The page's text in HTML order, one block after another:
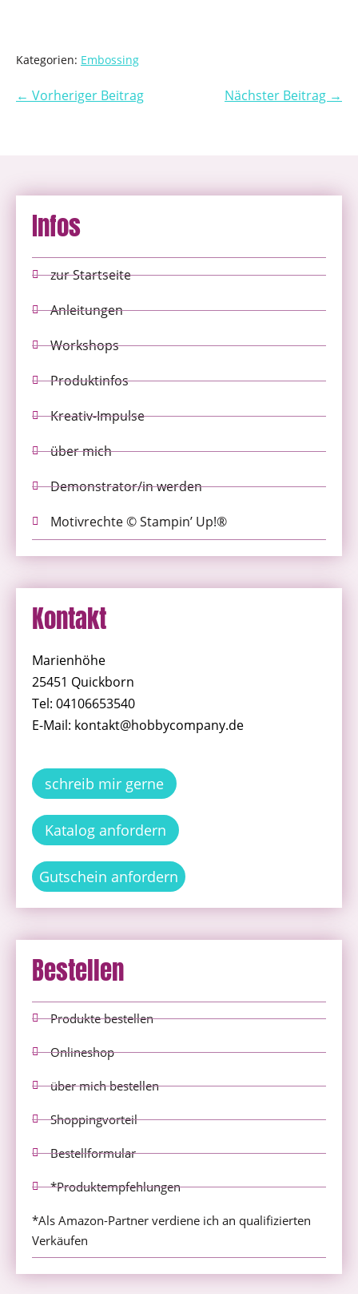
Kategorien: Embossing
← Vorheriger Beitrag Nächster Beitrag →
Infos
zur Startseite
Anleitungen
Workshops
Produktinfos
Kreativ-Impulse
über mich
Demonstrator/in werden
Motivrechte © Stampin’ Up!®
Kontakt
Marienhöhe
25451 Quickborn
Tel: 04106653540
E-Mail: kontakt@hobbycompany.de
schreib mir gerne
Katalog anfordern
Gutschein anfordern
Bestellen
Produkte bestellen
Onlineshop
über mich bestellen
Shoppingvorteil
Bestellformular
*Produktempfehlungen
*Als Amazon-Partner verdiene ich an qualifizierten
Verkäufen